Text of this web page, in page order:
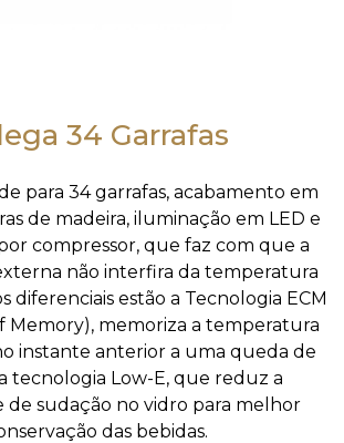
34 Garrafas
para 34 garrafas, acabamento em
de madeira, iluminação em LED e
compressor, que faz com que a
não interfira da temperatura
diferenciais estão a Tecnologia ECM
Memory), memoriza a temperatura
instante anterior a uma queda de
tecnologia Low-E, que reduz a
de sudação no vidro para melhor
das bebidas.